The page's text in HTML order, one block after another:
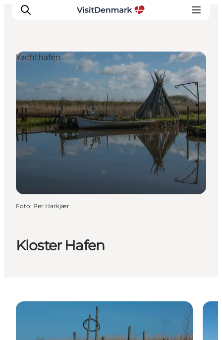
Inspiration
Regionen
Erlebnisse
Unterkünfte
Reiseplanung
Kloster Hafen
Yachthafen
Foto: Per Harkjær